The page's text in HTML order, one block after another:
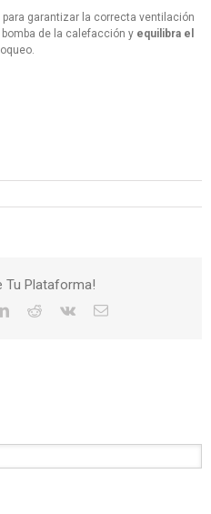
garantizar la correcta ventilación
de la calefacción y equilibra el
Tu Plataforma!